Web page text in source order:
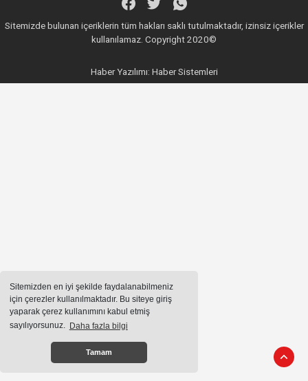
Sitemizden en iyi şekilde faydalanabilmeniz
için çerezler kullanılmaktadır. Bu siteye giriş
yaparak çerez kullanımını kabul etmiş
sayılıyorsunuz. Daha fazla bilgi
Tamam
Sitemizde bulunan içeriklerin tüm hakları saklı tutulmaktadır, izinsiz içerikler
kullanılamaz. Copyright 2020©
Haber Yazılımı: Haber Sistemleri